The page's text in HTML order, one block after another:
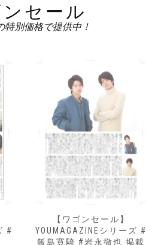
セール
特別価格で提供中！
#
【ワゴンセール】
YOUMAGAZINEシリーズ #
飯島寛騎 #岩永徹也 掲載